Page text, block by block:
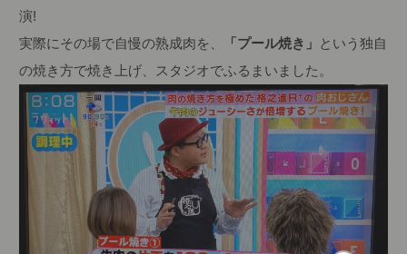
演!
実際にその場で自慢の熟成肉を、
「プール焼き」 という独自
の焼き方で焼き上げ、スタジオでふるまいました。